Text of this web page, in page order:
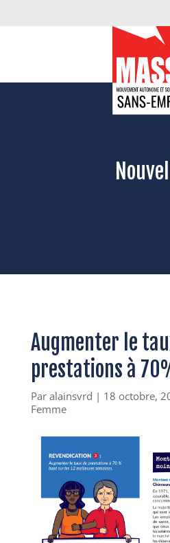
Augmenter le
prestations à
Par alainsvrd | 18 octobre,
Femme